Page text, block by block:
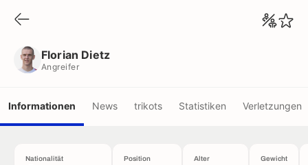
Florian Dietz
Angreifer
Informationen News trikots Statistiken Verletzungen
Nationalität Position Alter Gewicht